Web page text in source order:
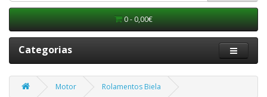
0 - 0,00€
Categorias
Motor Rolamentos Biela